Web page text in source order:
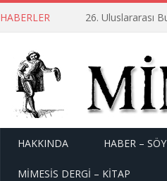
HABERLER 26. Uluslararası
HAKKINDA HABER –
MİMESİS DERGİ – KİTAP